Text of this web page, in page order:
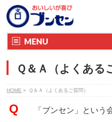
MENU
Ｑ＆Ａ（よくある
HOME » Ｑ＆Ａ（よくあるご質問）
Q 「ブンセン」という